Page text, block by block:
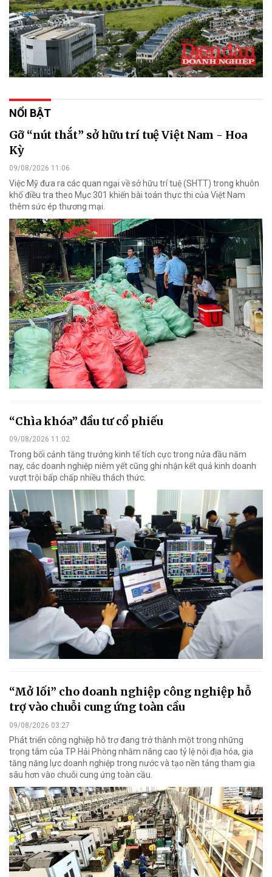
NỔI BẬT
Gỡ “nút thắt” sở hữu trí tuệ Việt Nam - Hoa
Kỳ
09/08/2026 11:06
Việc Mỹ đưa ra các quan ngại về sở hữu trí tuệ (SHTT) trong khuôn
khổ điều tra theo Mục 301 khiến bài toán thực thi của Việt Nam
thêm sức ép thương mại.
“Chìa khóa” đầu tư cổ phiếu
09/08/2026 11:02
Trong bối cảnh tăng trưởng kinh tế tích cực trong nửa đầu năm
nay, các doanh nghiệp niêm yết cũng ghi nhận kết quả kinh doanh
vượt trội bấp chấp nhiều thách thức.
“Mở lối” cho doanh nghiệp công nghiệp hỗ
trợ vào chuỗi cung ứng toàn cầu
09/08/2026 03:27
Phát triển công nghiệp hỗ trợ đang trở thành một trong những
trọng tâm của TP Hải Phòng nhằm nâng cao tỷ lệ nội địa hóa, gia
tăng năng lực doanh nghiệp trong nước và tạo nền tảng tham gia
sâu hơn vào chuỗi cung ứng toàn cầu.